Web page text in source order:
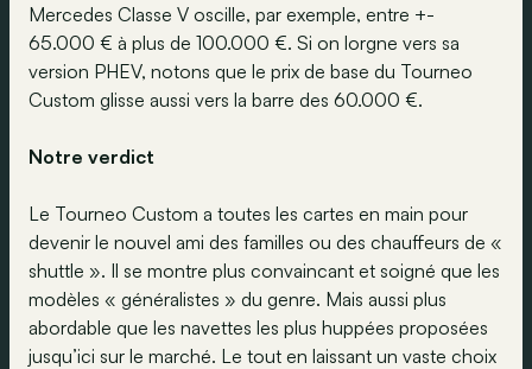
Mercedes Classe V oscille, par exemple, entre +-
65.000 € à plus de 100.000 €. Si on lorgne vers sa
version PHEV, notons que le prix de base du Tourneo
Custom glisse aussi vers la barre des 60.000 €.
Notre verdict
Le Tourneo Custom a toutes les cartes en main pour
devenir le nouvel ami des familles ou des chauffeurs de «
shuttle ». Il se montre plus convaincant et soigné que les
modèles « généralistes » du genre. Mais aussi plus
abordable que les navettes les plus huppées proposées
jusqu’ici sur le marché. Le tout en laissant un vaste choix